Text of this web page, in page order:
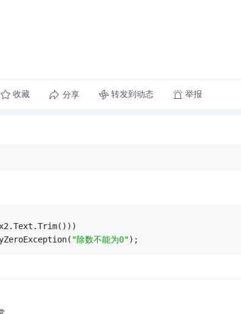
收藏 分享 转发到动态 举报
"除数不能为0");